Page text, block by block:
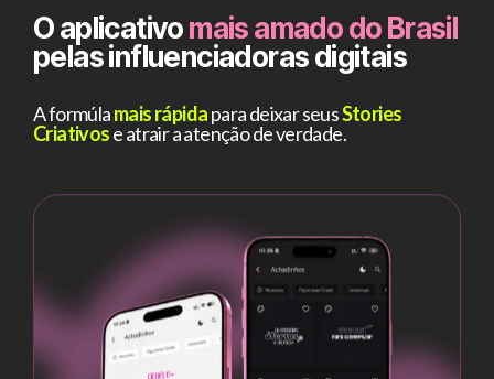
O aplicativomais amado do Brasil
pelas influenciadoras digitais
A formúlamais rápidapara deixar seusStories
Criativose atrair a atenção de verdade.